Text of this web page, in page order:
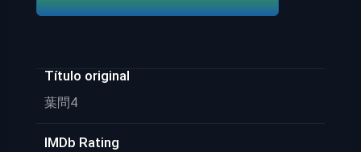
Título original
葉問4
IMDb Rating